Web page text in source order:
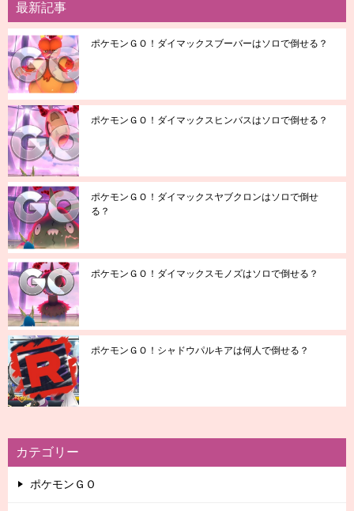
最新記事
ポケモンＧＯ！ダイマックスブーバーはソロで倒せる？
ポケモンＧＯ！ダイマックスヒンバスはソロで倒せる？
ポケモンＧＯ！ダイマックスヤブクロンはソロで倒せ
る？
ポケモンＧＯ！ダイマックスモノズはソロで倒せる？
ポケモンＧＯ！シャドウパルキアは何人で倒せる？
カテゴリー
ポケモンＧＯ